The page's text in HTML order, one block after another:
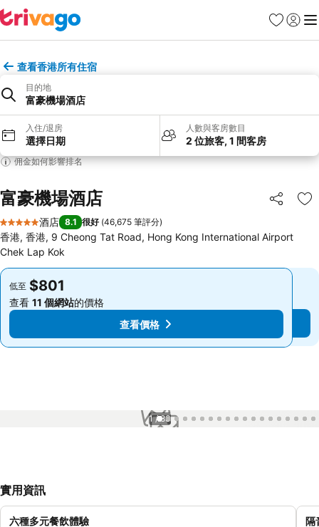
收藏夾
登入 選
查看香港所有住宿
目的地
富豪機場酒店
入住/退房
選擇日期
人數與客房數目
2 位旅客, 1 間客房
佣金如何影響排名
富豪機場酒店 分享
放
5 星級
酒店 8.1 很好 (46,675 筆評分)
香港, 香港, 9 Cheong Tat Road, Hong Kong International Airport
Chek Lap Kok
低至 $801
查看 11 個網站的價格
查看價格
低至 $801
查看 11 個網站的價格
查看價格
1 / 83
實用資訊
六種多元餐飲體驗
隔